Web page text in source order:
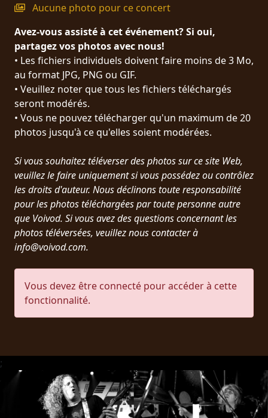
DIFFUSION
PRESSE
PIGGY
CONTACT
CONNEXION
NOUS
SOMMES
CONNECTÉS
CONDITIONS
D'UTILISATION
POLITIQUE
CONFIDENTIALITÉ
RETOURS
CHOISIR
Aucune photo pour ce concert
Avez-vous assisté à cet événement? Si oui,
partagez vos photos avec nous!
• Les fichiers individuels doivent faire moins de 3 Mo,
au format JPG, PNG ou GIF.
• Veuillez noter que tous les fichiers téléchargés
seront modérés.
• Vous ne pouvez télécharger qu'un maximum de 20
photos jusqu'à ce qu'elles soient modérées.
Si vous souhaitez téléverser des photos sur ce site Web,
veuillez le faire uniquement si vous possédez ou contrôlez
les droits d'auteur. Nous déclinons toute responsabilité
pour les photos téléchargées par toute personne autre
que Voivod. Si vous avez des questions concernant les
photos téléversées, veuillez nous contacter à
info@voivod.com.
Vous devez être connecté pour accéder à cette
fonctionnalité.
;